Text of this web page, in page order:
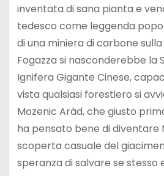
inventata di sana pianta e
tedesco come leggenda
di una miniera di carbone
Fogazza si nasconderebbe la
Ignifera Gigante Cinese,
vista qualsiasi forestiero si
Mozenic Aràd, che giusto
ha pensato bene di diventare
scoperta casuale del
speranza di salvare se stesso